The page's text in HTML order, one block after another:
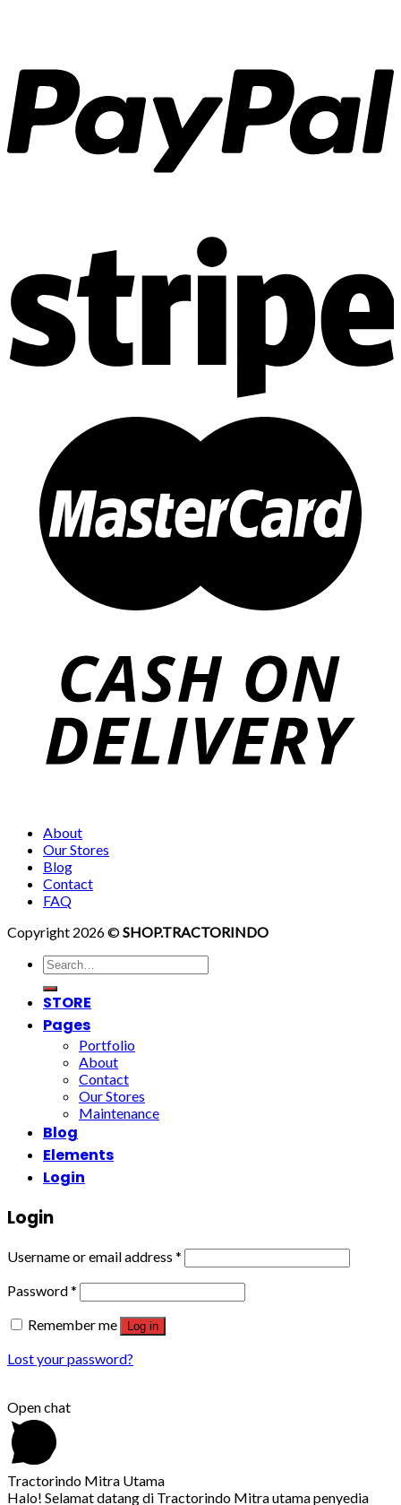
About
Our Stores
Blog
Contact
FAQ
Copyright 2026 ©SHOP.TRACTORINDO
Search
for:
STORE
Pages
Portfolio
About
Contact
Our Stores
Maintenance
Blog
Elements
Login
Login
Username or email address *
Password*
Remember me
Log in
Lost your password?
Open chat
Tractorindo Mitra Utama
Halo! Selamat datang di Tractorindo Mitra utama penyedia